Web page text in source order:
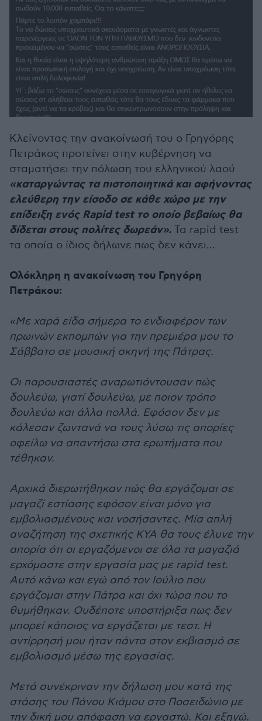
Κλείνοντας την ανακοίνωσή του ο Γρηγόρης
Πετράκος προτείνει στην κυβέρνηση να
σταματήσει την πόλωση του ελληνικού λαού
«καταργώντας τα πιστοποιητικά και αφήνοντας
ελεύθερη την είσοδο σε κάθε χώρο με την
επίδειξη ενός Rapid test το οποίο βεβαίως θα
δίδεται στους πολίτες δωρεάν». Τα rapid test
τα οποία ο ίδιος δήλωνε πως δεν κάνει...
Ολόκληρη η ανακοίνωση του Γρηγόρη
Πετράκου:
«Με χαρά είδα σήμερα το ενδιαφέρον των
πρωινών εκπομπών για την πρεμιέρα μου το
Σάββατο σε μουσική σκηνή της Πάτρας.
Οι παρουσιαστές αναρωτιόντουσαν πώς
δουλεύω, γιατί δουλεύω, με ποιον τρόπο
δουλεύω και άλλα πολλά. Εφόσον δεν με
κάλεσαν ζωντανά να τους λύσω τις απορίες
οφείλω να απαντήσω στα ερωτήματα που
τέθηκαν.
Αρχικά διερωτήθηκαν πώς θα εργάζομαι σε
μαγαζί εστίασης εφόσον είναι μόνο για
εμβολιασμένους και νοσήσαντες. Μία απλή
αναζήτηση της σχετικής ΚΥΑ θα τους έλυνε την
απορία ότι οι εργαζόμενοι σε όλα τα μαγαζιά
ερχόμαστε στην εργασία μας με rapid test.
Αυτό κάνω και εγώ από τον Ιούλιο που
εργάζομαι στην Πάτρα και όχι τώρα που το
θυμήθηκαν. Ουδέποτε υποστήριξα πως δεν
μπορεί κάποιος να εργάζεται με τεστ. Η
αντίρρησή μου ήταν πάντα στον εκβιασμό σε
εμβολιασμό μέσω της εργασίας.
Μετά συνέκριναν την δήλωση μου κατά της
στάσης του Πάνου Κιάμου στο Ποσειδώνιο με
την δική μου απόφαση να εργαστώ. Και εξηγώ.